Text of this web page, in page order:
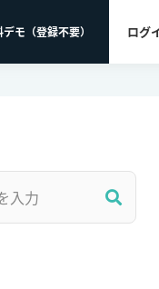
モ（登録不要） ログ